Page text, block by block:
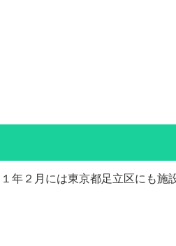
年２月には東京都足立区にも施